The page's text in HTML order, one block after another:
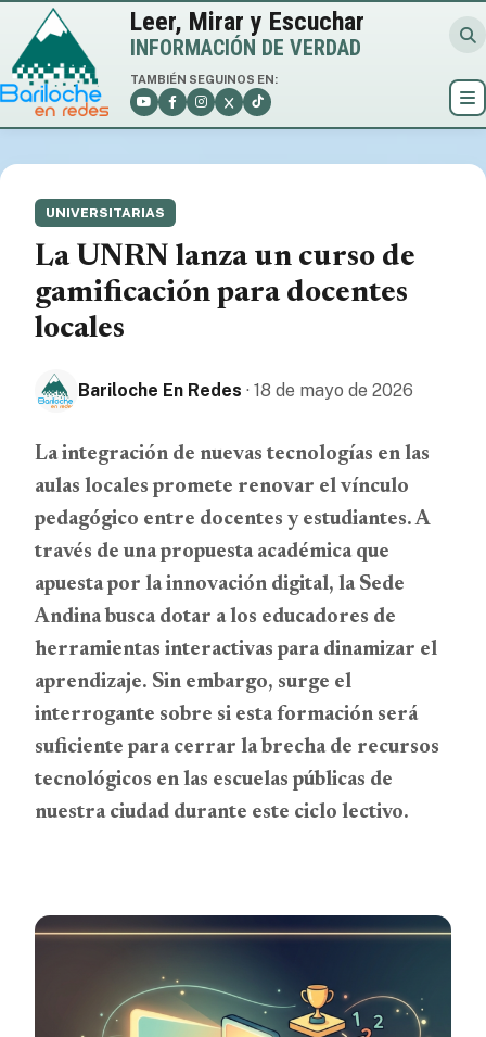
Leer, Mirar y Escuchar
INFORMACIÓN DE VERDAD
TAMBIÉN SEGUINOS EN:
UNIVERSITARIAS
La UNRN lanza un curso de
gamificación para docentes
locales
Bariloche En Redes · 18 de mayo de 2026
La integración de nuevas tecnologías en las
aulas locales promete renovar el vínculo
pedagógico entre docentes y estudiantes. A
través de una propuesta académica que
apuesta por la innovación digital, la Sede
Andina busca dotar a los educadores de
herramientas interactivas para dinamizar el
aprendizaje. Sin embargo, surge el
interrogante sobre si esta formación será
suficiente para cerrar la brecha de recursos
tecnológicos en las escuelas públicas de
nuestra ciudad durante este ciclo lectivo.